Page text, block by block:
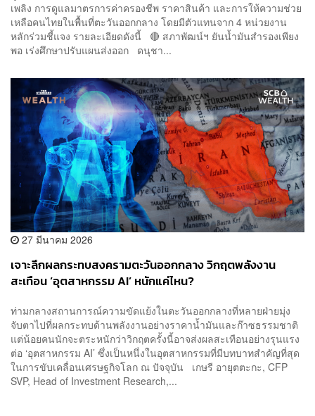
เพลิง การดูแลมาตรการค่าครองชีพ ราคาสินค้า และการให้ความช่วย
เหลือคนไทยในพื้นที่ตะวันออกกลาง โดยมีตัวแทนจาก 4 หน่วยงาน
หลักร่วมชี้แจง รายละเอียดดังนี้ 🔴 สภาพัฒน์ฯ ยันน้ำมันสำรองเพียง
พอ เร่งศึกษาปรับแผนส่งออก ดนุชา...
27 มีนาคม 2026
เจาะลึกผลกระทบสงครามตะวันออกกลาง วิกฤตพลังงาน
สะเทือน ‘อุตสาหกรรม AI’ หนักแค่ไหน?
ท่ามกลางสถานการณ์ความขัดแย้งในตะวันออกกลางที่หลายฝ่ายมุ่ง
จับตาไปที่ผลกระทบด้านพลังงานอย่างราคาน้ำมันและก๊าซธรรมชาติ
แต่น้อยคนนักจะตระหนักว่าวิกฤตครั้งนี้อาจส่งผลสะเทือนอย่างรุนแรง
ต่อ ‘อุตสาหกรรม AI’ ซึ่งเป็นหนึ่งในอุตสาหกรรมที่มีบทบาทสำคัญที่สุด
ในการขับเคลื่อนเศรษฐกิจโลก ณ ปัจจุบัน เกษรี อายุตตะกะ, CFP
SVP, Head of Investment Research,...